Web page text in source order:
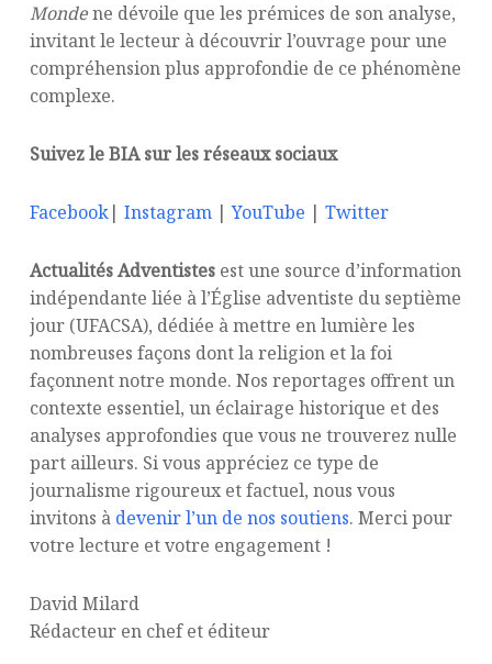
Mondene dévoile que les prémices de son analyse,
invitant le lecteur à découvrir l’ouvrage pour une
compréhension plus approfondie de ce phénomène
complexe.
Suivez le BIA sur les réseaux sociaux
Facebook| Instagram|YouTube | Twitter
Actualités Adventistesest une source d’information
indépendante liée à l’Église adventiste du septième
jour (UFACSA), dédiée à mettre en lumière les
nombreuses façons dont la religion et la foi
façonnent notre monde. Nos reportages offrent un
contexte essentiel, un éclairage historique et des
analyses approfondies que vous ne trouverez nulle
part ailleurs. Si vous appréciez ce type de
journalisme rigoureux et factuel, nous vous
invitons à devenir l’un de nos soutiens. Merci pour
votre lecture et votre engagement !
David Milard
Rédacteur en chef et éditeur